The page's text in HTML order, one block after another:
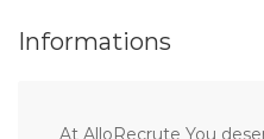
Informations
At AlloRecrute You